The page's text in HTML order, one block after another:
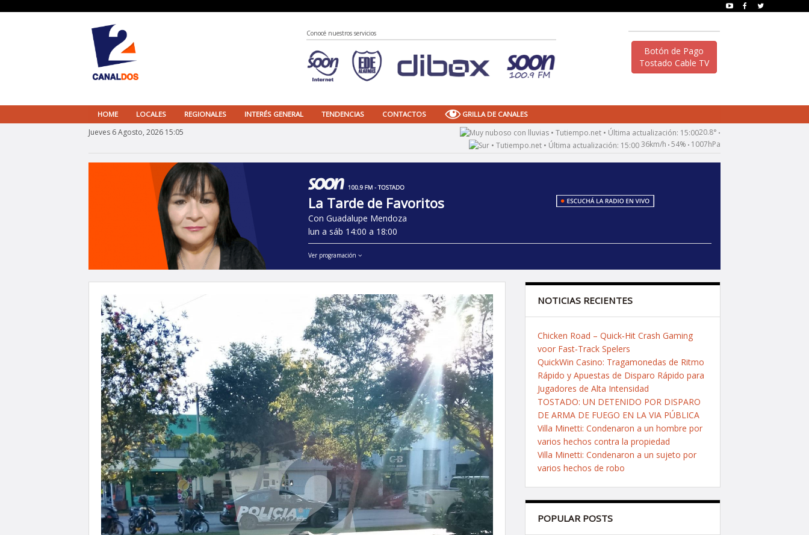
Conocé nuestros servicios
Botón de Pago
Tostado Cable TV
HOME LOCALES REGIONALES INTERÉS GENERAL TENDENCIAS CONTACTOS GRILLA DE CANALES
Jueves 6 Agosto, 2026 15:05 20.8° •
36km/h • 54% • 1007hPa
La Tarde de Favoritos
Con Guadalupe Mendoza
lun a sáb 14:00 a 18:00
Ver programación
NOTICIAS RECIENTES
Chicken Road – Quick‑Hit Crash Gaming
voor Fast‑Track Spelers
QuickWin Casino: Tragamonedas de Ritmo
Rápido y Apuestas de Disparo Rápido para
Jugadores de Alta Intensidad
TOSTADO: UN DETENIDO POR DISPARO
DE ARMA DE FUEGO EN LA VIA PÚBLICA
Villa Minetti: Condenaron a un hombre por
varios hechos contra la propiedad
Villa Minetti: Condenaron a un sujeto por
varios hechos de robo
POPULAR POSTS